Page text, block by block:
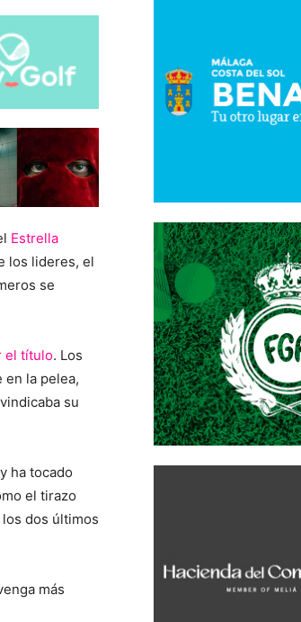
Estrella
los lideres, el
se
el título. Los
en la pelea,
su
ha tocado
el tirazo
dos últimos
más